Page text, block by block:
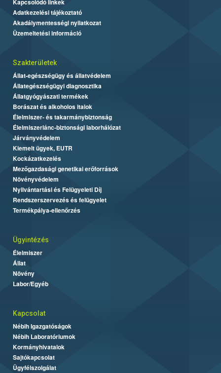
Kapcsolódó linkek
Adatkezelési tájékoztató
Akadálymentességi nyilatkozat
Üzemeltetési információ
Szakterületek
Állat-egészségügy és állatvédelem
Állategészségügyi diagnosztika
Állatgyógyászati termékek
Borászat és alkoholos italok
Élelmiszer- és takarmánybiztonság
Élelmiszerlánc-biztonsági laborhálózat
Járványvédelem
Kiemelt ügyek, EUTR
Kockázatkezelés
Mezőgazdasági genetikai erőforrások
Növényvédelem
Nyilvántartási és Felügyeleti Díj
Rendszerszervezés és felügyelet
Termékpálya-ellenőrzés
Ügyintézés
Élelmiszer
Állat
Növény
Labor/Egyéb
Kapcsolat
Nébih Igazgatóságok
Nébih Laboratóriumok
Kormányhivatalok
Sajtókapcsolat
Ügyfélszolgálat